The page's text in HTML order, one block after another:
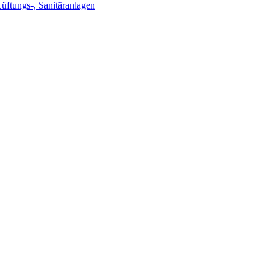
, Sanitäranlagen